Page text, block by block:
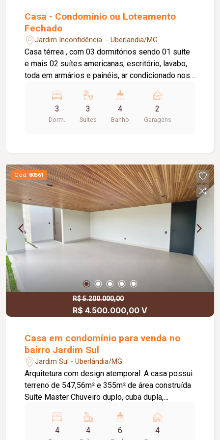
Casa - Condomínio ou Loteamento
Fechado
Jardim Inconfidência - Uberlandia/MG
Casa térrea , com 03 dormitórios sendo 01 suíte
e mais 02 suítes americanas, escritório, lavabo,
toda em armários e painéis, ar condicionado nos
com churrasqueira, casa em ótimo estado.
3
Dorm.
3
Suítes
4
Banho
2
Garagens
Cód. 80561
R$ 5.200.000,00
R$ 4.500.000,00 V
Casa em condomínio para venda no
bairro Jardim Sul
Jardim Sul - Uberlândia/MG
Arquitetura com design atemporal. A casa possui
terreno de 547,56m² e 355m² de área construída
Suíte Master Chuveiro duplo, cuba dupla,
no piso superior; Casa 100% automatizada;
Piscina aquecida com borda infinita; Sala de jantar
4 4 6 4